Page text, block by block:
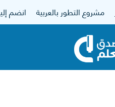
مشروع التطور بالعربية انضم